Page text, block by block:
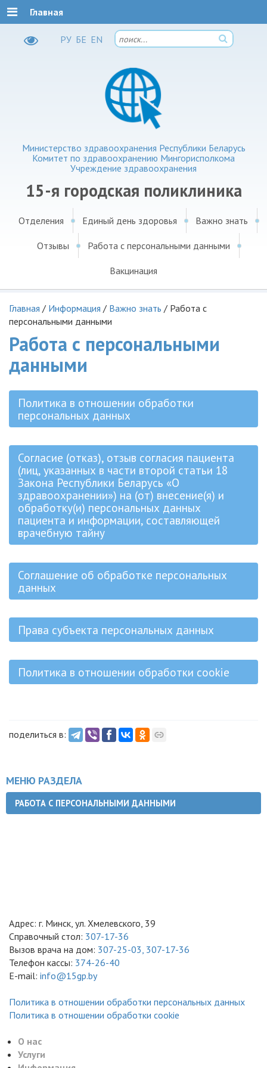
РУ БЕ EN
Министерство здравоохранения Республики Беларусь
Комитет по здравоохранению Мингорисполкома
Учреждение здравоохранения
15-я городская поликлиника
Главная
Отделения Единый день здоровья Важно знать
Отзывы Работа с персональными данными
Вакцинация
Главная / Информация / Важно знать / Работа с
персональными данными
Работа с персональными
данными
Политика в отношении обработки
персональных данных
Согласие (отказ), отзыв согласия пациента
(лиц, указанных в части второй статьи 18
Закона Республики Беларусь «О
здравоохранении») на (от) внесение(я) и
обработку(и) персональных данных
пациента и информации, составляющей
врачебную тайну
Соглашение об обработке персональных
данных
Права субъекта персональных данных
Политика в отношении обработки cookie
поделиться в:
МЕНЮ РАЗДЕЛА
РАБОТА С ПЕРСОНАЛЬНЫМИ ДАННЫМИ
Адрес: г. Минск, ул. Хмелевского, 39
Справочный стол: 307-17-36
Вызов врача на дом: 307-25-03, 307-17-36
Телефон кассы: 374-26-40
E-mail: info@15gp.by
Политика в отношении обработки персональных данных
Политика в отношении обработки cookie
О нас
Услуги